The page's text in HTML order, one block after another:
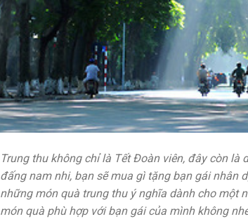
Trung thu không chỉ là Tết Đoàn viên, đây còn
đấng nam nhi, bạn sẽ mua gì tặng bạn gái nhân
những món quà trung thu ý nghĩa dành cho một
món quà phù hợp với bạn gái của mình không